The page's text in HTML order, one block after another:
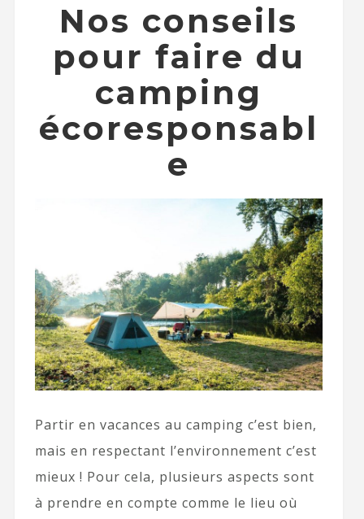
Nos conseils
pour faire du
camping
écoresponsabl
e
Partir en vacances au camping c’est bien,
mais en respectant l’environnement c’est
mieux ! Pour cela, plusieurs aspects sont
à prendre en compte comme le lieu où